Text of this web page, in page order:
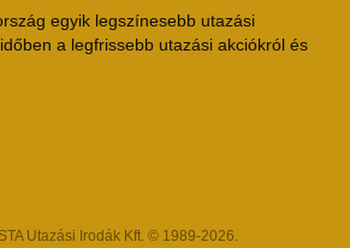
egyik legszínesebb utazási
a legfrissebb utazási akciókról és
Utazási Irodák Kft. © 1989-2026.